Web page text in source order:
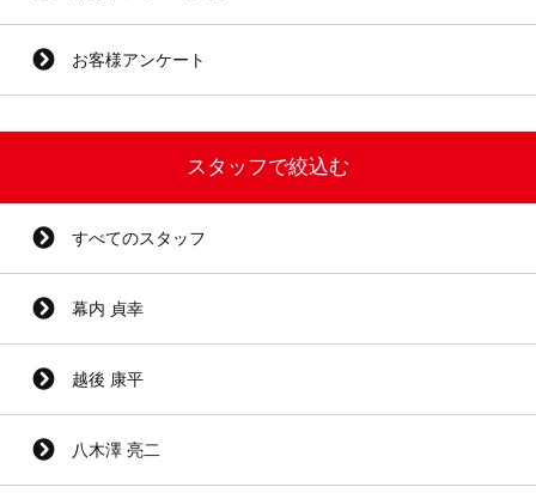
お客様アンケート
スタッフで絞込む
すべてのスタッフ
幕内 貞幸
越後 康平
八木澤 亮二